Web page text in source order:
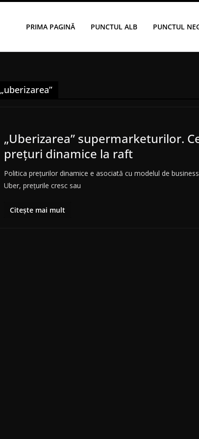
PRIMA PAGINĂ PUNCTUL ALB PUNCTUL
„uberizarea”
„Uberizarea” supermarketurilor.
prețuri dinamice la raft
Politica prețurilor dinamice e asociată cu modelul de
Uber, prețurile cresc sau
Citește mai mult